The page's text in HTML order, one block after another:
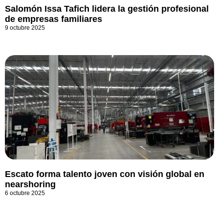
Salomón Issa Tafich lidera la gestión profesional
de empresas familiares
9 octubre 2025
Escato forma talento joven con visión global en
nearshoring
6 octubre 2025